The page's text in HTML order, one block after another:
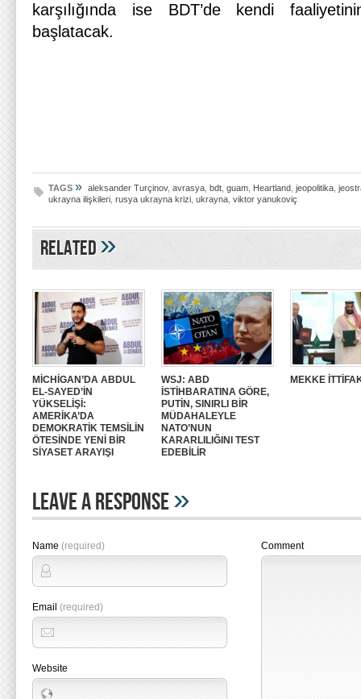
karşılığında ise BDT’de kendi
başlatacak.
TAGS » aleksander Turçinov, avrasya bdt guam Heartland jeopolitika
ukrayna ilişkileri rusya ukrayna krizi ukrayna viktor yanukoviç
Related»
MİCHİGAN’DA ABDUL
EL-SAYED’İN
YÜKSELİŞİ:
AMERİKA’DA
DEMOKRATİK TEMSİLİN
ÖTESİNDE YENİ BİR
SİYASET ARAYIŞI
WSJ: ABD
İSTİHBARATINA GÖRE,
PUTİN, SINIRLI BİR
MÜDAHALEYLE
NATO’NUN
KARARLILIĞINI TEST
EDEBİLİR
MEKKE
Leave A Response»
Name (required)
Email (required)
Website
Comment